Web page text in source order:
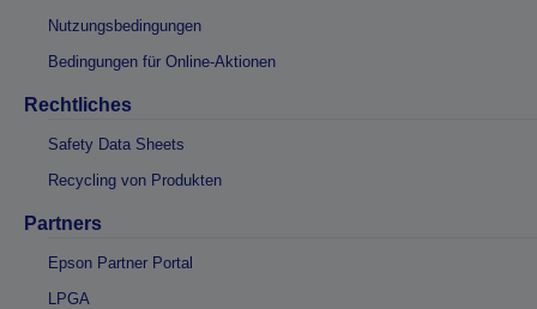
Nutzungsbedingungen
Bedingungen für Online-Aktionen
Rechtliches
Safety Data Sheets
Recycling von Produkten
Partners
Epson Partner Portal
LPGA